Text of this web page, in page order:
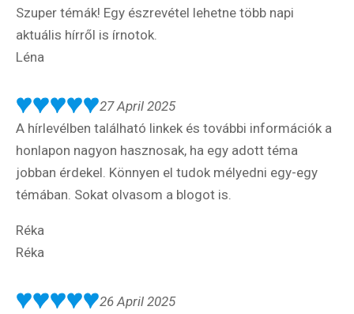
most ingyen megkapsz Tőlünk!
Külföldre
Kaland -
játék -
Szuper témák! Egy észrevétel lehetne több napi
aktuális hírről is írnotok.
Léna
27 April 2025
A hírlevélben található linkek és további információk a
honlapon nagyon hasznosak, ha egy adott téma
jobban érdekel. Könnyen el tudok mélyedni egy-egy
témában. Sokat olvasom a blogot is.
Réka
Réka
26 April 2025